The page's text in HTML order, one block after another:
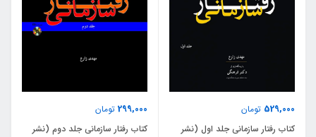
529,000 تومان
کتاب رفتار سازمانی جلد اول (نشر
299,000 تومان
کتاب رفتار سازمانی جلد دوم (نشر